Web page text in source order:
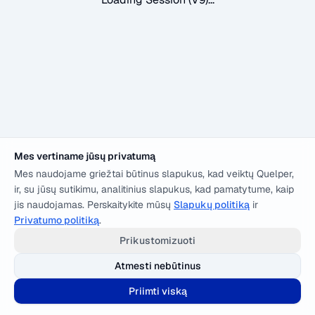
Mes vertiname jūsų privatumą
Mes naudojame griežtai būtinus slapukus, kad veiktų Quelper,
ir, su jūsų sutikimu, analitinius slapukus, kad pamatytume, kaip
jis naudojamas. Perskaitykite mūsų Slapukų politiką ir
Privatumo politiką.
Prikustomizuoti
Atmesti nebūtinus
Priimti viską